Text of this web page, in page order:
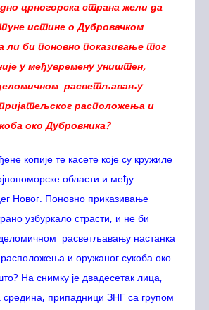
црногорска страна жели да
истине о Дубровачком
би поновно показивање тог
у међувремену уништен,
расветљавању
расположења и
око Дубровника?
копије те касете које су кружиле
области и међу
Новог. Поновно приказивање
узбуркало страсти, и не би
расветљавању настанка
расположења и оружаног сукоба око
На снимку је двадесетак лица,
припадници ЗНГ са групом